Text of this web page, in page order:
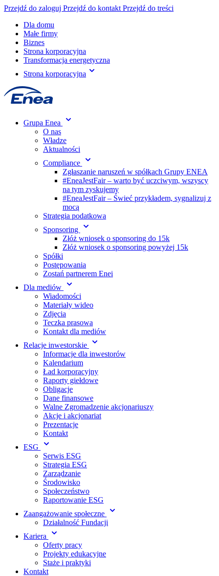
Przejdź do zaloguj Przejdź do kontakt Przejdź do treści
Dla domu
Małe firmy
Biznes
Strona korporacyjna
Transformacja energetyczna
Strona korporacyjna
Grupa Enea
O nas
Władze
Aktualności
Compliance
Zgłaszanie naruszeń w spółkach Grupy ENEA
#EneaJestFair – warto być uczciwym, wszyscy
na tym zyskujemy
#EneaJestFair – Świeć przykładem, sygnalizuj z
mocą
Strategia podatkowa
Sponsoring
Złóż wniosek o sponsoring do 15k
Złóż wniosek o sponsoring powyżej 15k
Spółki
Postępowania
Zostań partnerem Enei
Dla mediów
Wiadomości
Materiały wideo
Zdjęcia
Teczka prasowa
Kontakt dla mediów
Relacje inwestorskie
Informacje dla inwestorów
Kalendarium
Ład korporacyjny
Raporty giełdowe
Obligacje
Dane finansowe
Walne Zgromadzenie akcjonariuszy
Akcje i akcjonariat
Prezentacje
Kontakt
ESG
Serwis ESG
Strategia ESG
Zarządzanie
Środowisko
Społeczeństwo
Raportowanie ESG
Zaangażowanie społeczne
Działalność Fundacji
Kariera
Oferty pracy
Projekty edukacyjne
Staże i praktyki
Kontakt